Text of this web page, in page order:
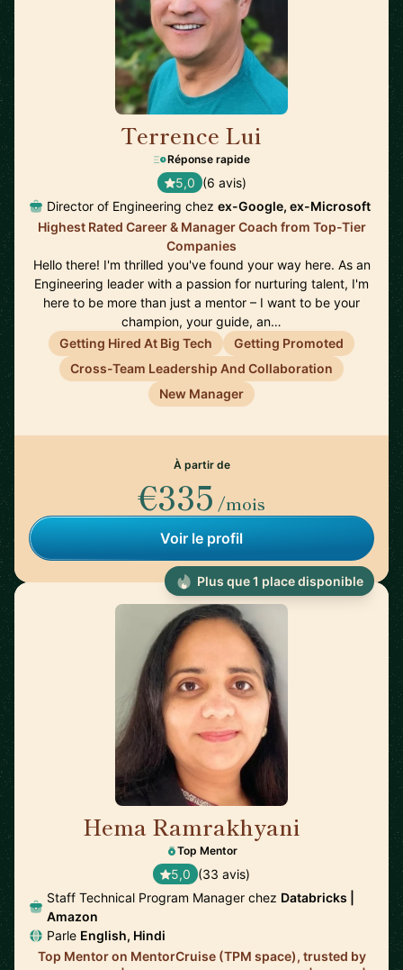
Terrence Lui
Réponse rapide
5,0 (6 avis)
Director of Engineering chez ex-Google, ex-Microsoft
Highest Rated Career & Manager Coach from Top-Tier
Companies
Hello there! I'm thrilled you've found your way here. As an
Engineering leader with a passion for nurturing talent, I'm
here to be more than just a mentor – I want to be your
champion, your guide, an…
Getting Hired At Big Tech
Getting Promoted
Cross-Team Leadership And Collaboration
New Manager
À partir de
€335 /mois
Voir le profil
Hema Ramrakhyani
Top Mentor
5,0 (33 avis)
Staff Technical Program Manager chez Databricks |
Amazon
Parle English, Hindi
Top Mentor on MentorCruise (TPM space), trusted by
Plus que 1 place disponible